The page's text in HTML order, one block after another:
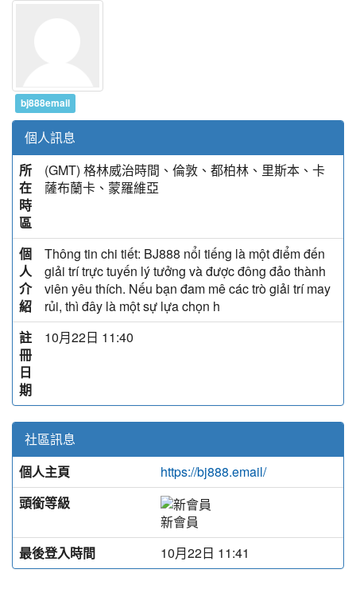
bj888email
個人訊息
所
在
時
區
(GMT) 格林威治時間、倫敦、都柏林、里斯本、卡
薩布蘭卡、蒙羅維亞
個
人
介
紹
Thông tin chi tiết: BJ888 nổi tiếng là một điểm đến
giải trí trực tuyến lý tưởng và được đông đảo thành
viên yêu thích. Nếu bạn đam mê các trò giải trí may
rủi, thì đây là một sự lựa chọn h
註
冊
日
期
10月22日 11:40
社區訊息
個人主頁
https://bj888.email/
頭銜等級
新會員
最後登入時間
10月22日 11:41